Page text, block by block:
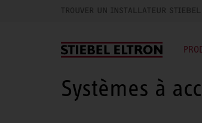
TROUVER UN INSTALLATEUR STIEBEL
Systèmes à